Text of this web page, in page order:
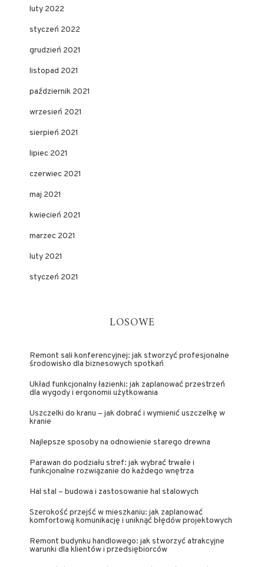
luty 2022
styczeń 2022
grudzień 2021
listopad 2021
październik 2021
wrzesień 2021
sierpień 2021
lipiec 2021
czerwiec 2021
maj 2021
kwiecień 2021
marzec 2021
luty 2021
styczeń 2021
LOSOWE
Remont sali konferencyjnej: jak stworzyć profesjonalne
środowisko dla biznesowych spotkań
Układ funkcjonalny łazienki: jak zaplanować przestrzeń
dla wygody i ergonomii użytkowania
Uszczelki do kranu – jak dobrać i wymienić uszczelkę w
kranie
Najlepsze sposoby na odnowienie starego drewna
Parawan do podziału stref: jak wybrać trwałe i
funkcjonalne rozwiązanie do każdego wnętrza
Hal stal – budowa i zastosowanie hal stalowych
Szerokość przejść w mieszkaniu: jak zaplanować
komfortową komunikację i uniknąć błędów projektowych
Remont budynku handlowego: jak stworzyć atrakcyjne
warunki dla klientów i przedsiębiorców